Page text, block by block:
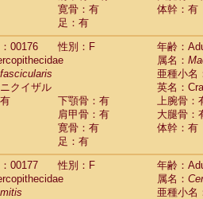
寛骨：有
体幹：有
足：有
00176
性別：F
年齢：
属名：
fascicularis
亜種小名
クイザル
英名：
下顎骨：有
上腕骨：
肩甲骨：有
大腿骨：
寛骨：有
体幹：有
足：有
00177
性別：F
年齢：
属名：
mitis
亜種小名